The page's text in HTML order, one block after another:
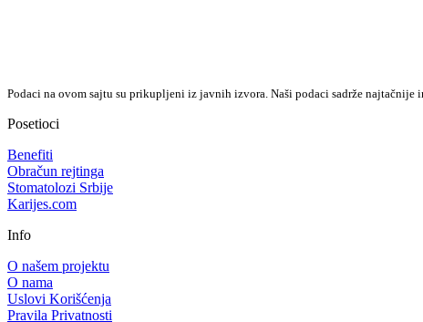
Podaci na ovom sajtu su prikupljeni iz javnih izvora. Naši podaci sadrže
Posetioci
Benefiti
Obračun rejtinga
Stomatolozi Srbije
Karijes.com
Info
O našem projektu
O nama
Uslovi Korišćenja
Pravila Privatnosti